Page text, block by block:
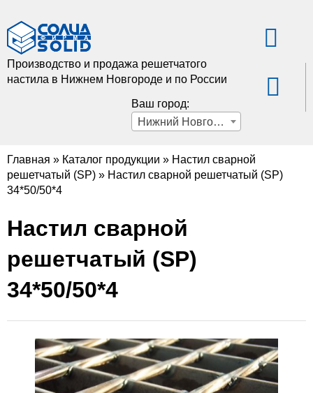
Производство и продажа решетчатого
настила в Нижнем Новгороде и по России
Ваш город:
Нижний Новгород
Главная » Каталог продукции » Настил сварной
решетчатый (SP) » Настил сварной решетчатый (SP)
34*50/50*4
Настил сварной
решетчатый (SP)
34*50/50*4